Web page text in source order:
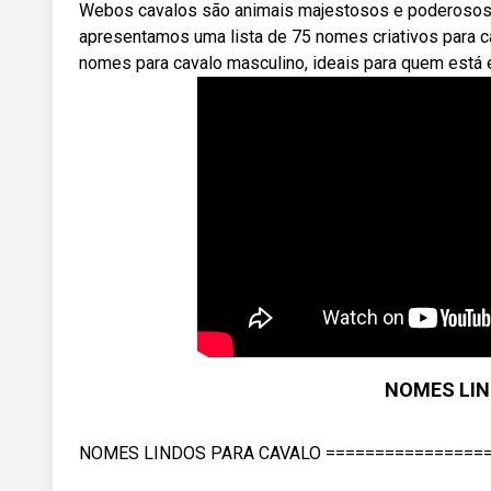
Webos cavalos são animais majestosos e
apresentamos uma lista de 75 nomes criativos para
nomes para cavalo masculino, ideais para quem
NOMES
NOMES LINDOS PARA CAVALO